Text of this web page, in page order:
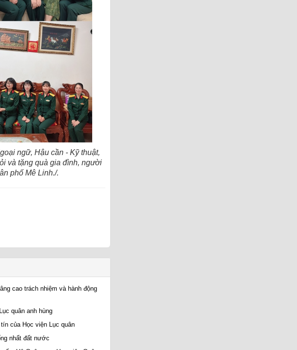
ngữ, Hậu cần - Kỹ thuật,
và tặng quà gia đình, người
phố Mê Linh./.
cao trách nhiệm và hành động
quân anh hùng
của Học viện Lục quân
nhất đất nước